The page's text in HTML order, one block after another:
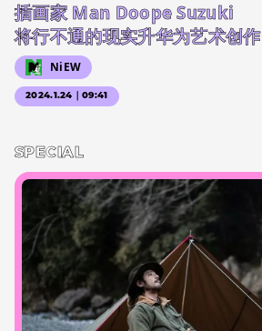
插画家 Man Doope Suzuki
将行不通的现实升华为艺术创作
NiEW
2024.1.24｜09:41
SPECIAL